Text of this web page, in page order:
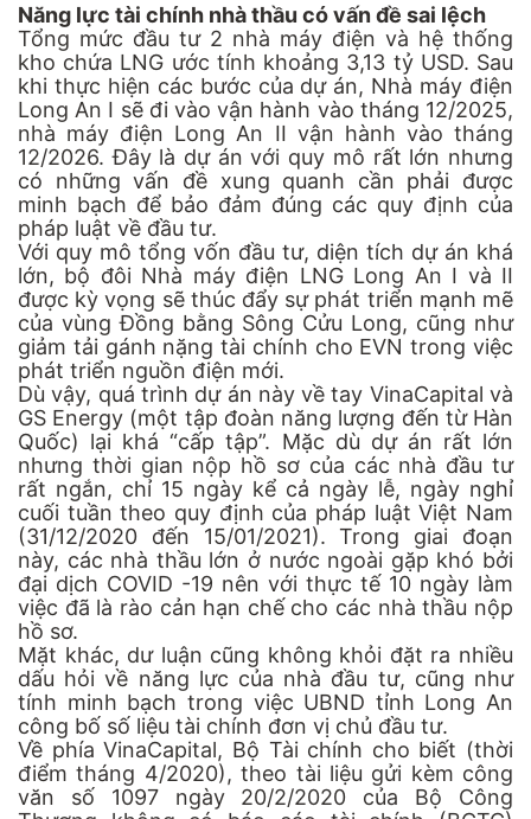
Năng lực tài chính nhà thầu có vấn đề sai lệch
Tổng mức đầu tư 2 nhà máy điện và hệ thống
kho chứa LNG ước tính khoảng 3,13 tỷ USD. Sau
khi thực hiện các bước của dự án, Nhà máy điện
Long An I sẽ đi vào vận hành vào tháng 12/2025,
nhà máy điện Long An II vận hành vào tháng
12/2026. Đây là dự án với quy mô rất lớn nhưng
có những vấn đề xung quanh cần phải được
minh bạch để bảo đảm đúng các quy định của
pháp luật về đầu tư.
Với quy mô tổng vốn đầu tư, diện tích dự án khá
lớn, bộ đôi Nhà máy điện LNG Long An I và II
được kỳ vọng sẽ thúc đẩy sự phát triển mạnh mẽ
của vùng Đồng bằng Sông Cửu Long, cũng như
giảm tải gánh nặng tài chính cho EVN trong việc
phát triển nguồn điện mới.
Dù vậy, quá trình dự án này về tay VinaCapital và
GS Energy (một tập đoàn năng lượng đến từ Hàn
Quốc) lại khá “cấp tập”. Mặc dù dự án rất lớn
nhưng thời gian nộp hồ sơ của các nhà đầu tư
rất ngắn, chỉ 15 ngày kể cả ngày lễ, ngày nghỉ
cuối tuần theo quy định của pháp luật Việt Nam
(31/12/2020 đến 15/01/2021). Trong giai đoạn
này, các nhà thầu lớn ở nước ngoài gặp khó bởi
đại dịch COVID -19 nên với thực tế 10 ngày làm
việc đã là rào cản hạn chế cho các nhà thầu nộp
hồ sơ.
Mặt khác, dư luận cũng không khỏi đặt ra nhiều
dấu hỏi về năng lực của nhà đầu tư, cũng như
tính minh bạch trong việc UBND tỉnh Long An
công bố số liệu tài chính đơn vị chủ đầu tư.
Về phía VinaCapital, Bộ Tài chính cho biết (thời
điểm tháng 4/2020), theo tài liệu gửi kèm công
văn số 1097 ngày 20/2/2020 của Bộ Công